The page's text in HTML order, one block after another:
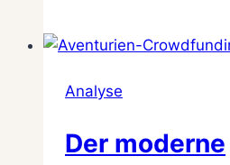
Melliador:
Fahrplan?
Analyse
Der moderne